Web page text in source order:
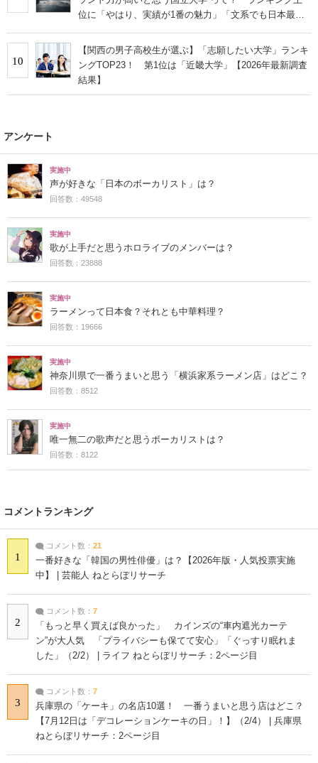
位に「やはり、実績が1番の魅力」「文系でも日本最高
10
【関西の男子高校生が選ぶ】「志願したい大学」ランキ
ングTOP23！ 第1位は「近畿大学」【2026年最新調査
結果】
アンケート
実施中
声が好きな「日本のボーカリスト」は？
回答数：49548
実施中
歌が上手だと思うホロライブのメンバーは？
回答数：23888
実施中
ラーメンって日本食？それとも中華料理？
回答数：19666
実施中
神奈川県で一番うまいと思う「横浜家系ラーメン店」はどこ？
回答数：8512
実施中
唯一無二の歌声だと思うボーカリストは？
回答数：8122
コメントランキング
1
コメント数： 21
一番好きな「韓国の男性俳優」は？【2026年版・人気投票実施
中】 | 芸能人 ねとらぼリサーチ
2
コメント数： 7
「もっと早く買えば良かった」 カインズの“車内遮光カーテ
ン”が大人気 「プライバシーも保てて安心」「ぐっすり眠れま
した」（2/2） | ライフ ねとらぼリサーチ：2ページ目
3
コメント数： 7
兵庫県の「ケーキ」の名店10選！ 一番うまいと思う店はどこ？
【7月12日は「デコレーションケーキの日」！】（2/4） | 兵庫県
ねとらぼリサーチ：2ページ目